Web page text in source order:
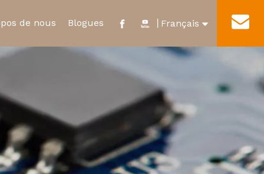
Nouveau relais d'énergie
Micro-interrupteur étanche
de nous
et distinction Visite de l'usine
Blogues Contact 丨Français
English
Pусский